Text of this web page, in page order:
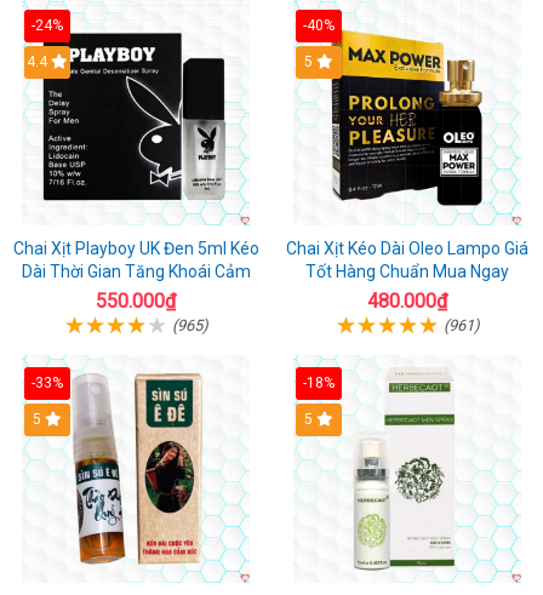
-24%
Hot
4.4
Chai Xịt Playboy UK Đen 5ml Kéo
Dài Thời Gian Tăng Khoái Cảm
550.000₫
(965)
-40%
5
Chai Xịt Kéo Dài Oleo Lampo Giá
Tốt Hàng Chuẩn Mua Ngay
480.000₫
(961)
-33%
5
-18%
5